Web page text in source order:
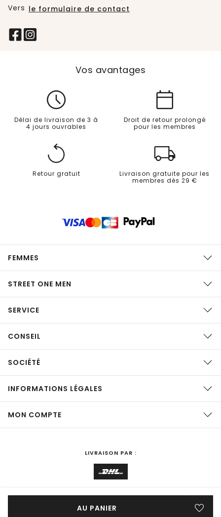
AU PANIER
Vers le formulaire de contact
Vos avantages
Délai de livraison de 3 à
4 jours ouvrables
Droit de retour prolongé
pour les membres
Retour gratuit
Livraison gratuite pour les
membres dès 29 €
FEMMES
STREET ONE MEN
SERVICE
CONSEIL
SOCIÉTÉ
INFORMATIONS LÉGALES
MON COMPTE
LIVRAISON PAR :